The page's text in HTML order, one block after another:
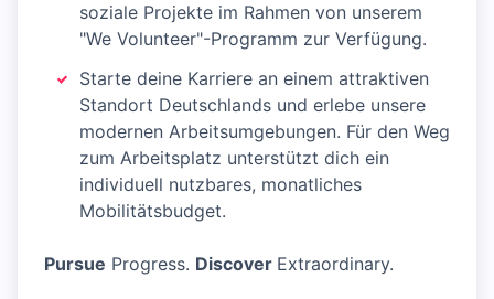
soziale Projekte im Rahmen von unserem
"We Volunteer"-Programm zur Verfügung.
Starte deine Karriere an einem attraktiven
Standort Deutschlands und erlebe unsere
modernen Arbeitsumgebungen. Für den Weg
zum Arbeitsplatz unterstützt dich ein
individuell nutzbares, monatliches
Mobilitätsbudget.
Pursue Progress. Discover Extraordinary.